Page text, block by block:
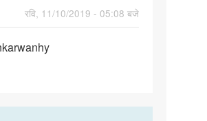
रवि, 11/10/2019 - 05:08 बजे